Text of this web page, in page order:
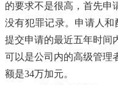
的要求不是很高，首先申
没有犯罪记录。申请人和
提交申请的最近五年时间
可以是公司内的高级管理
额是34万加元。